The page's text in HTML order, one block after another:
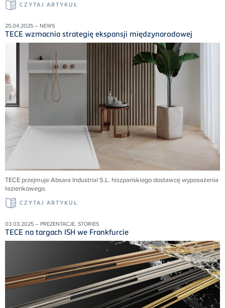
CZYTAJ ARTYKUŁ
25.04.2025 – NEWS
TECE wzmacnia strategię ekspansji międzynarodowej
TECE przejmuje Absara Industrial S.L. hiszpańskiego dostawcę wyposażenia
łazienkowego.
CZYTAJ ARTYKUŁ
03.03.2025 – PREZENTACJE, STORIES
TECE na targach ISH we Frankfurcie